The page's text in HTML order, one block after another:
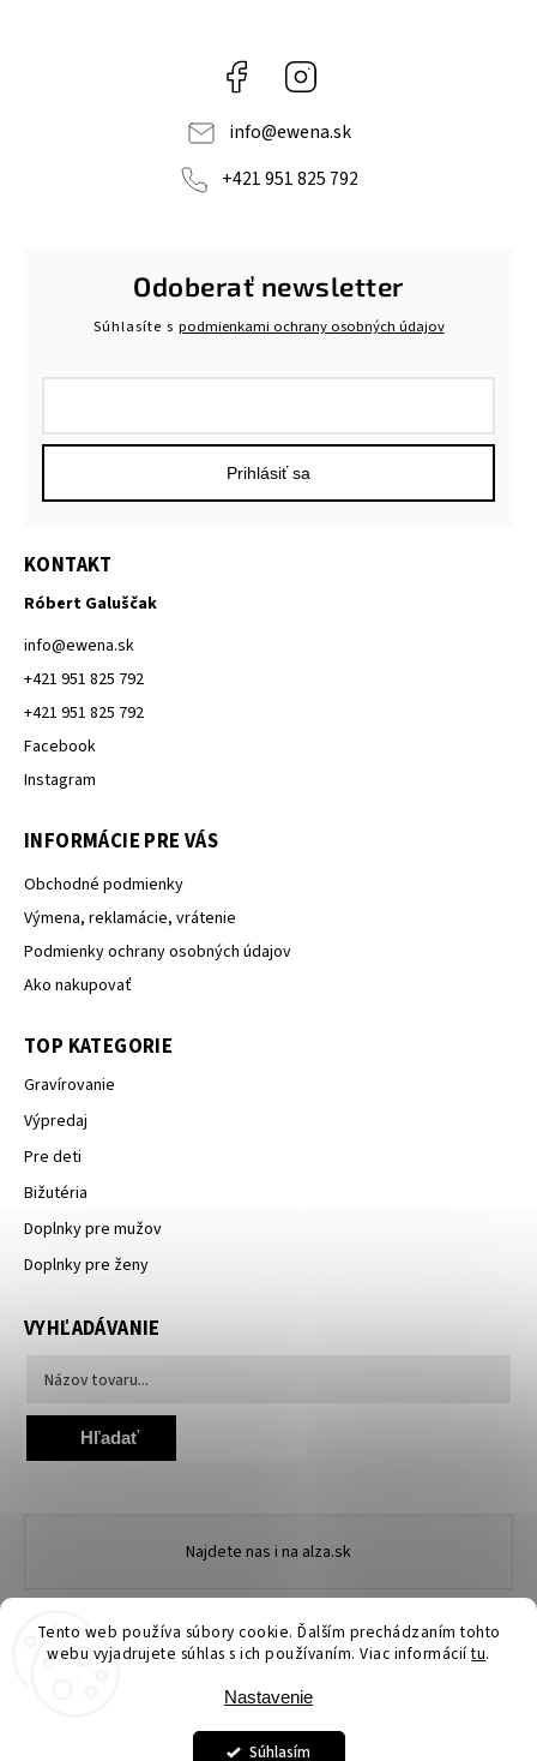
Tento web používa súbory cookie. Ďalším prechádzaním tohto
webu vyjadrujete súhlas s ich používaním. Viac informáciítu.
Nastavenie
Súhlasím
Facebook
info@ewena.sk
+421 951 825 792
Odoberať newsletter
Súhlasíte s podmienkami ochrany osobných údajov
Prihlásiť sa
KONTAKT
Róbert Galuščak
info@ewena.sk
+421 951 825 792
+421 951 825 792
Facebook
Instagram
INFORMÁCIE PRE VÁS
Obchodné podmienky
Výmena, reklamácie, vrátenie
Podmienky ochrany osobných údajov
Ako nakupovať
TOP KATEGORIE
Gravírovanie
Výpredaj
Pre deti
Bižutéria
Doplnky pre mužov
Doplnky pre ženy
VYHĽADÁVANIE
Hľadať
Najdete nas i na alza.sk
Upraviť nastavenie cookies